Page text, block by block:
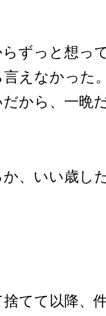
らずっと想っ
えなかった
から、一晩
、いい歳し
てて以降、